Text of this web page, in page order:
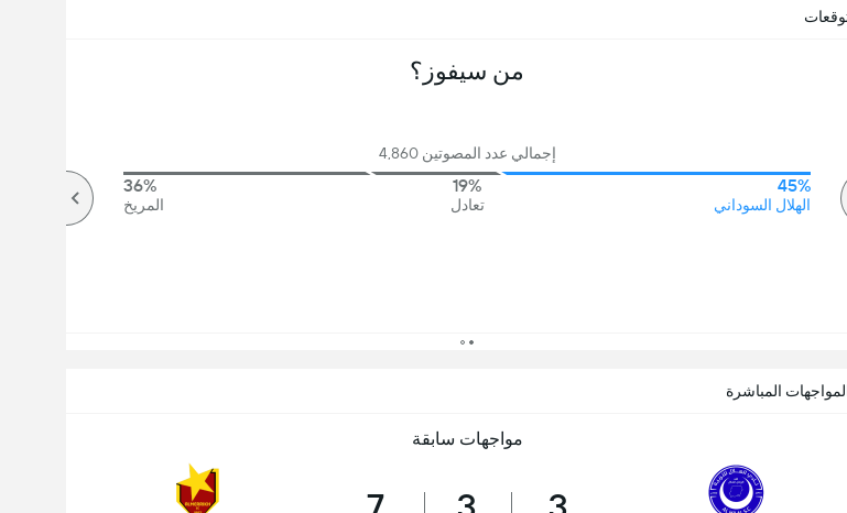
من سيفوز؟
إجمالي عدد المصوتين 4,860
45%
الهلال السوداني
19%
تعادل
36%
المريخ
المباشرة
مواجهات سابقة